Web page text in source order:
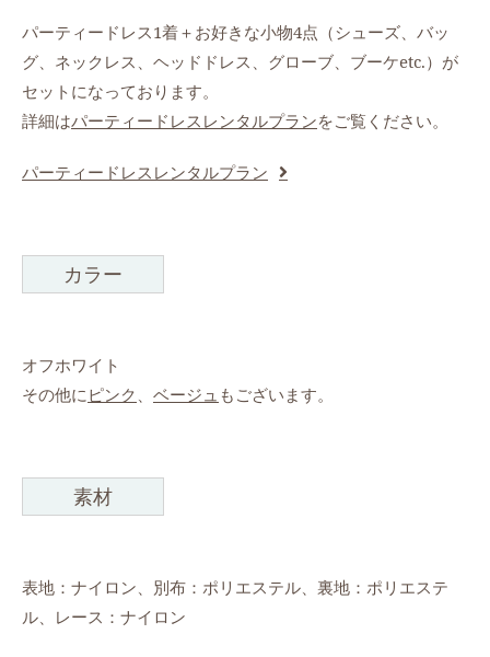
パーティードレス1着＋お好きな小物4点（シューズ、バッ
グ、ネックレス、ヘッドドレス、グローブ、ブーケetc.）が
セットになっております。
詳細はパーティードレスレンタルプランをご覧ください。
パーティードレスレンタルプラン
カラー
オフホワイト
その他にピンク 、 ベージュ もございます。
素材
表地：ナイロン、別布：ポリエステル、裏地：ポリエステ
ル、レース：ナイロン